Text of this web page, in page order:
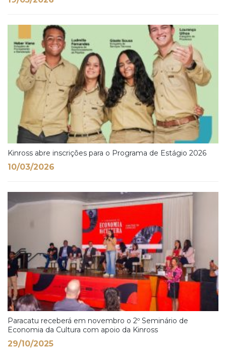
Kinross abre inscrições para o Programa de Estágio 2026
10/03/2026
Paracatu receberá em novembro o 2º Seminário de
Economia da Cultura com apoio da Kinross
29/10/2025